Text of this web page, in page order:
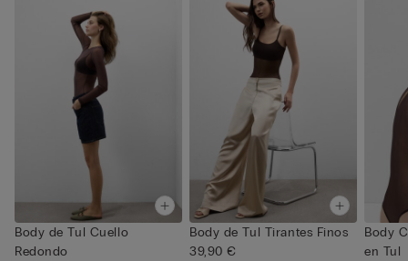
Body de Tul Cuello
Redondo
Body de Tul Tirantes Finos
39,90 €
Body
en Tul